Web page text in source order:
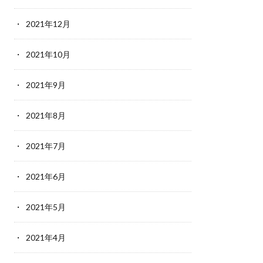
2021年12月
2021年10月
2021年9月
2021年8月
2021年7月
2021年6月
2021年5月
2021年4月